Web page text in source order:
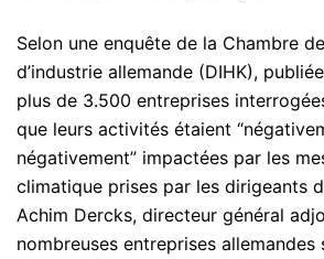
Selon une enquête de la Chambre
d’industrie allemande (DIHK),
plus de 3.500 entreprises
que leurs activités étaient
négativement” impactées par les
climatique prises par les dirigeants
Achim Dercks, directeur général
nombreuses entreprises allemandes